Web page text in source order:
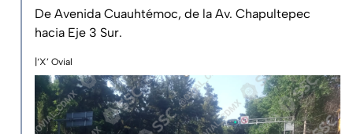
De Avenida Cuauhtémoc, de la Av. Chapultepec
hacia Eje 3 Sur.
|‘X’ Ovial